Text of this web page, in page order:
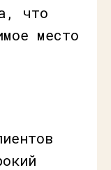
что
место